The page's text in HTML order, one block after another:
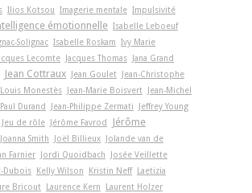
Ilios Kotsou Imagerie mentale Impulsivité
émotionnelle Isabelle Leboeuf
Solignac Isabelle Roskam Ivy Marie
Lecomte Jacques Thomas
Jana Grand
Jean Cottraux Jean Goulet
Jean-Christophe
Louis Monestès Jean-Marie Boisvert
Jean-Michel
Paul Durand Jean-Philippe Zermati
Jeffrey Young
Jeu de rôle Jérôme Favrod
Jérôme
Joanna Smith Joël Billieux
Jolande van de
Farnier Jordi Quoidbach
Josée Veillette
Dubois
Kelly Wilson Kristin Neff
Laetizia
Bricout Laurence Kern
Laurent Holzer